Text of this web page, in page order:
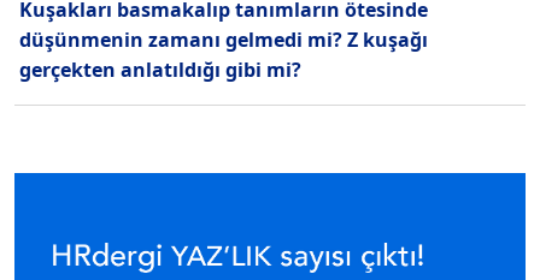
Kuşakları basmakalıp tanımların ötesinde
düşünmenin zamanı gelmedi mi? Z kuşağı
gerçekten anlatıldığı gibi mi?